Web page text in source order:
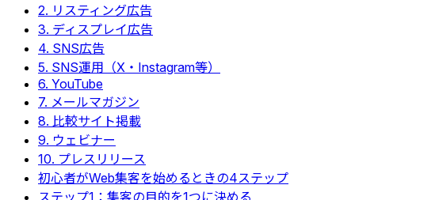
2. リスティング広告
3. ディスプレイ広告
4. SNS広告
5. SNS運用（X・Instagram等）
6. YouTube
7. メールマガジン
8. 比較サイト掲載
9. ウェビナー
10. プレスリリース
初心者がWeb集客を始めるときの4ステップ
ステップ1：集客の目的を1つに決める